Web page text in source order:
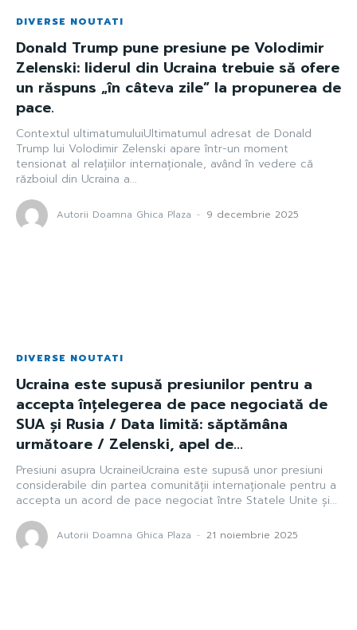
DIVERSE NOUTATI
Donald Trump pune presiune pe Volodimir
Zelenski: liderul din Ucraina trebuie să ofere
un răspuns „în câteva zile” la propunerea de
pace.
Contextul ultimatumuluiUltimatumul adresat de Donald
Trump lui Volodimir Zelenski apare într-un moment
tensionat al relațiilor internaționale, având în vedere că
războiul din Ucraina a...
Autorii Doamna Ghica Plaza - 9 decembrie 2025
DIVERSE NOUTATI
Ucraina este supusă presiunilor pentru a
accepta înțelegerea de pace negociată de
SUA și Rusia / Data limită: săptămâna
următoare / Zelenski, apel de...
Presiuni asupra UcraineiUcraina este supusă unor presiuni
considerabile din partea comunității internaționale pentru a
accepta un acord de pace negociat între Statele Unite și...
Autorii Doamna Ghica Plaza - 21 noiembrie 2025